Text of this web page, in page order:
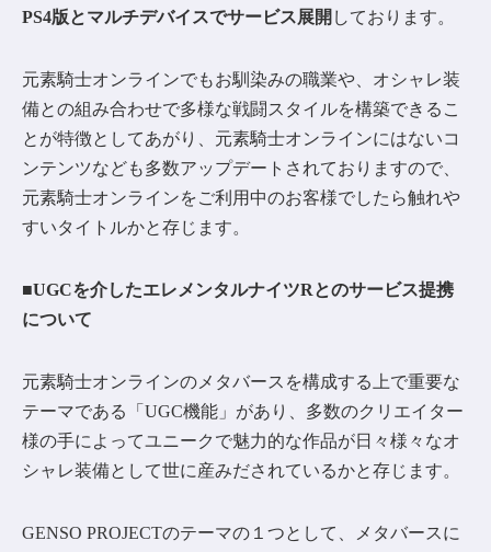
PS4版とマルチデバイスでサービス展開 しております。
元素騎士オンラインでもお馴染みの職業や、オシャレ装
備との組み合わせで多様な戦闘スタイルを構築できるこ
とが特徴としてあがり、元素騎士オンラインにはないコ
ンテンツなども多数アップデートされておりますので、
元素騎士オンラインをご利用中のお客様でしたら触れや
すいタイトルかと存じます。
■UGCを介したエレメンタルナイツRとのサービス提携
について
元素騎士オンラインのメタバースを構成する上で重要な
テーマである「UGC機能」があり、多数のクリエイター
様の手によってユニークで魅力的な作品が日々様々なオ
シャレ装備として世に産みだされているかと存じます。
GENSO PROJECTのテーマの１つとして、メタバースに